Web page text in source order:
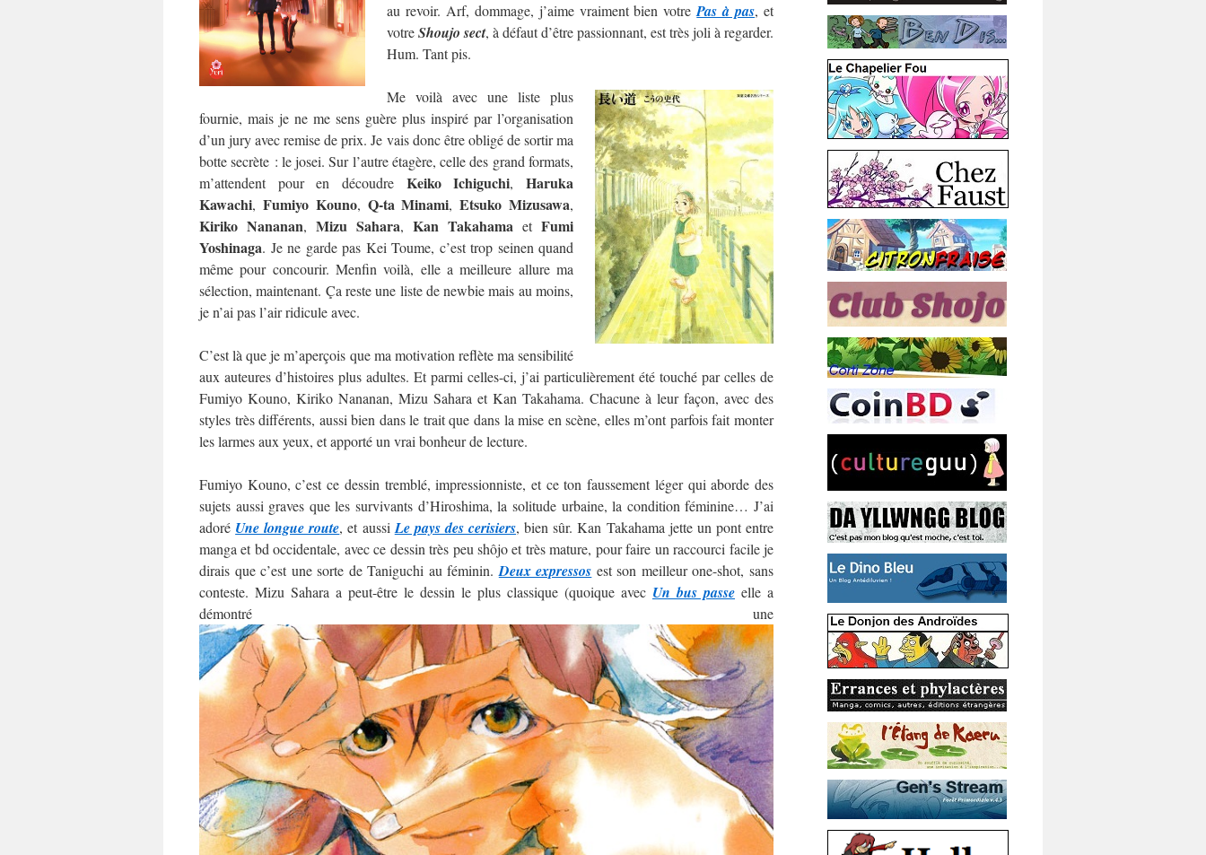
au revoir. Arf, dommage, j’aime vraiment bien votrePas à pas, et
votreShoujo sect, à défaut d’être passionnant, est très joli à regarder.
Hum. Tant pis.
Me voilà avec une liste plus
fournie, mais je ne me sens guère plus inspiré par l’organisation
d’un jury avec remise de prix. Je vais donc être obligé de sortir ma
botte secrète : le josei. Sur l’autre étagère, celle des grand formats,
m’attendent pour en découdre Keiko Ichiguchi,Haruka
Kawachi, Fumiyo Kouno, Q-ta Minami,Etsuko Mizusawa,
Kiriko Nananan, Mizu Sahara, Kan Takahama et Fumi
Yoshinaga. Je ne garde pas Kei Toume, c’est trop seinen quand
même pour concourir. Menfin voilà, elle a meilleure allure ma
sélection, maintenant. Ça reste une liste de newbie mais au moins,
je n’ai pas l’air ridicule avec.
C’est là que je m’aperçois que ma motivation reflète ma sensibilité
aux auteures d’histoires plus adultes. Et parmi celles-ci, j’ai particulièrement été touché par celles de
Fumiyo Kouno, Kiriko Nananan, Mizu Sahara et Kan Takahama. Chacune à leur façon, avec des
styles très différents, aussi bien dans le trait que dans la mise en scène, elles m’ont parfois fait monter
les larmes aux yeux, et apporté un vrai bonheur de lecture.
Fumiyo Kouno, c’est ce dessin tremblé, impressionniste, et ce ton faussement léger qui aborde des
sujets aussi graves que les survivants d’Hiroshima, la solitude urbaine, la condition féminine… J’ai
adoré Une longue route, et aussi Le pays des cerisiers, bien sûr. Kan Takahama jette un pont entre
manga et bd occidentale, avec ce dessin très peu shôjo et très mature, pour faire un raccourci facile je
dirais que c’est une sorte de Taniguchi au féminin. Deux expressos est son meilleur one-shot, sans
conteste. Mizu Sahara a peut-être le dessin le plus classique (quoique avec Un bus passe elle a
démontré une